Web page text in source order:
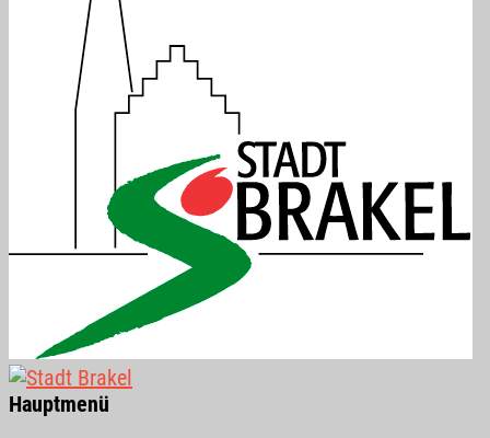
Hauptmenü